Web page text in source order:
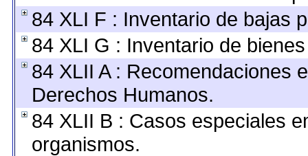
84 XLI F : Inventario de bajas
84 XLI G : Inventario de
84 XLII A : Recomendaciones
Derechos Humanos.
84 XLII B : Casos especiales
organismos.